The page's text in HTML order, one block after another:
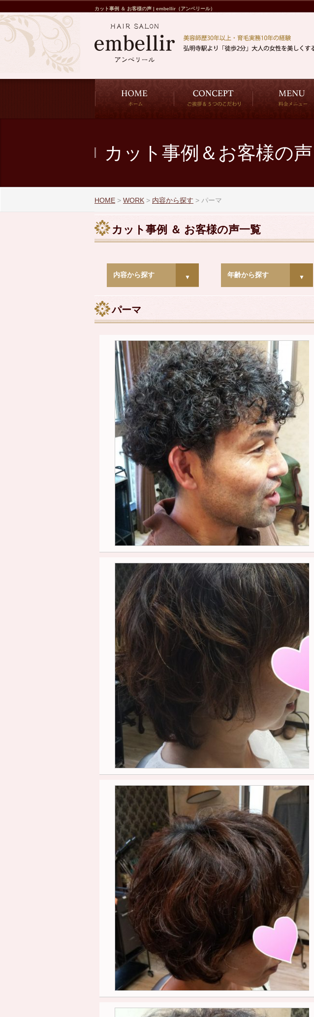
カット事例 ＆ お客様の声 | embellir（アンベリール）
カット事例＆お客様の声
HOME > WORK > 内容から探す > パーマ
カット事例 ＆ お客様の声一覧
内容から探す ▼ 年齢から探す ▼
パーマ